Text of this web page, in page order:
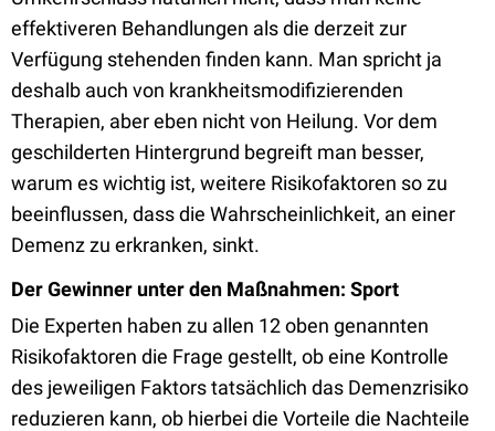
effektiveren Behandlungen als die derzeit zur
Verfügung stehenden finden kann. Man spricht ja
deshalb auch von krankheitsmodifizierenden
Therapien, aber eben nicht von Heilung. Vor dem
geschilderten Hintergrund begreift man besser,
warum es wichtig ist, weitere Risikofaktoren so zu
beeinflussen, dass die Wahrscheinlichkeit, an einer
Demenz zu erkranken, sinkt.
Der Gewinner unter den Maßnahmen: Sport
Die Experten haben zu allen 12 oben genannten
Risikofaktoren die Frage gestellt, ob eine Kontrolle
des jeweiligen Faktors tatsächlich das Demenzrisiko
reduzieren kann, ob hierbei die Vorteile die Nachteile